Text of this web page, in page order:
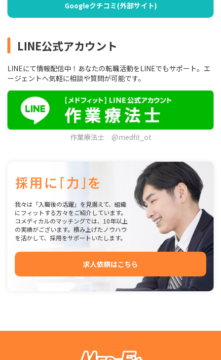
Googleクチコミ(外部サイト)
LINE公式アカウント
LINEにて情報配信中！あなたの転職活動をLINEでもサポート。エ
ージェントへ気軽に相談や質問が可能です。
作業療法士 @medfit_ot
我々は「入職後の活躍」を見据えて、組織
にフィットする方々をご紹介しています。
コメディカルのマッチングでは、10年以上
の実績がございます。積み上げたノウハウ
を活かして、採用をサポートいたします。
求人依頼はこちら